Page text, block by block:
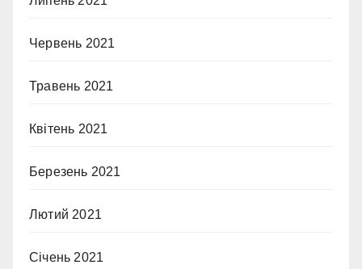
Червень 2021
Травень 2021
Квітень 2021
Березень 2021
Лютий 2021
Січень 2021